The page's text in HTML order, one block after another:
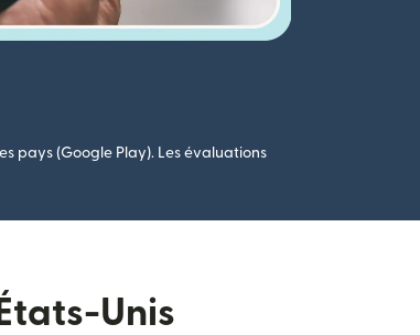
pays (Google Play). Les évaluations
Unis